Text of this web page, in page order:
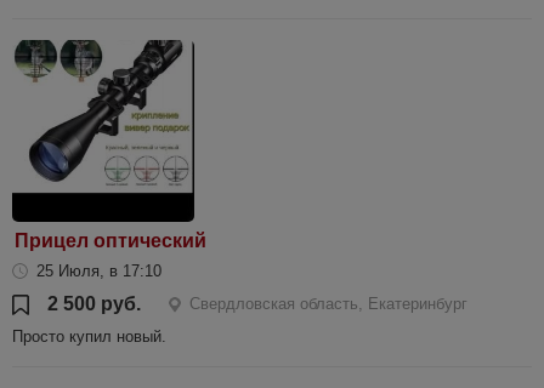
Прицел оптический
25 Июля, в 17:10
2 500 руб.
Свердловская область, Екатеринбург
Просто купил новый.